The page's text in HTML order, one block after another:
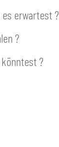
erwartest ?
?
?